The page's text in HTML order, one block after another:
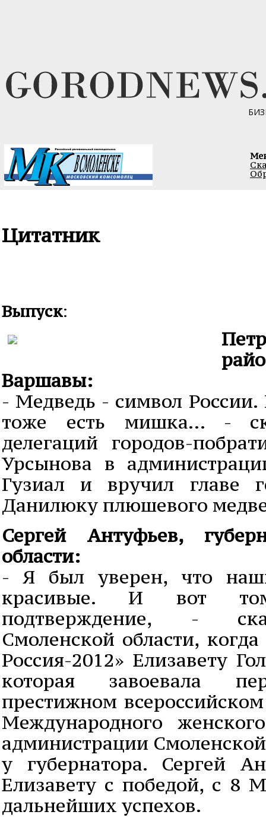
Цитатник
Выпуск:
Варшавы:
- Медведь - символ
тоже есть мишка... -
делегаций городов-
Урсынова в
Гузиал и вручил главе
Данилюку плюшевого
Сергей Антуфьев,
области:
- Я был уверен, что
красивые. И вот
подтверждение, -
Смоленской области,
Россия-2012» Елизавету
которая завоевала
престижном
Международного
администрации
у губернатора. Сергей
Елизавету с победой, с 8
дальнейших успехов.